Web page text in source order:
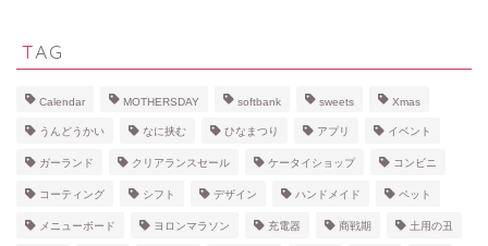
TAG
Calendar MOTHERSDAY softbank sweets Xmas
うんどうかい なに挟む ひなまつり アプリ イベント
ガーランド クリアランスセール ケータイショップ コンビニ
コーティング シフト デザイン ハンドメイド ペット
メニューボード ヨロンマラソン 充電器 商戦期 土用の丑